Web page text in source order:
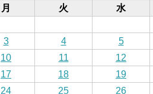
月 火 水
3 4 5
10 11 12
17 18 19
24 25 26